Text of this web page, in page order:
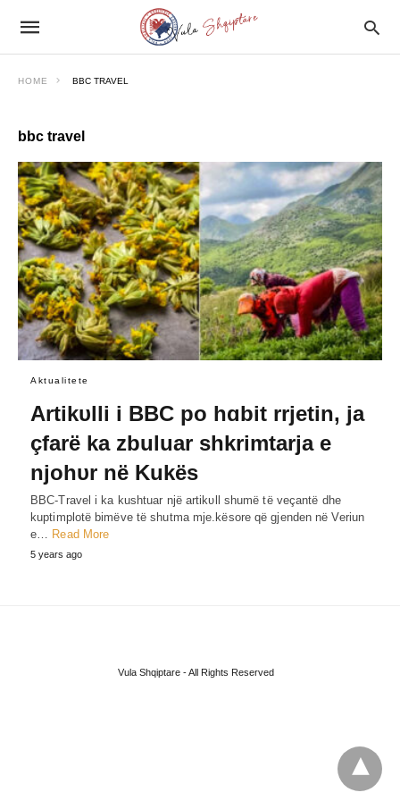
HOME BBC TRAVEL
bbc travel
Aktualitete
Artikυlli i BBC po hɑbit rrjetin, ja
çfarë ka zbuluar shkrimtarja e
njohυr në Kukës
BBC-Travel i ka kushtuar një artikυll shumë të veçantë dhe
kuptimplotë bimëve të shutma mje.kësore që gjenden në Veriun
e… Read More
5 years ago
Vula Shqiptare - All Rights Reserved